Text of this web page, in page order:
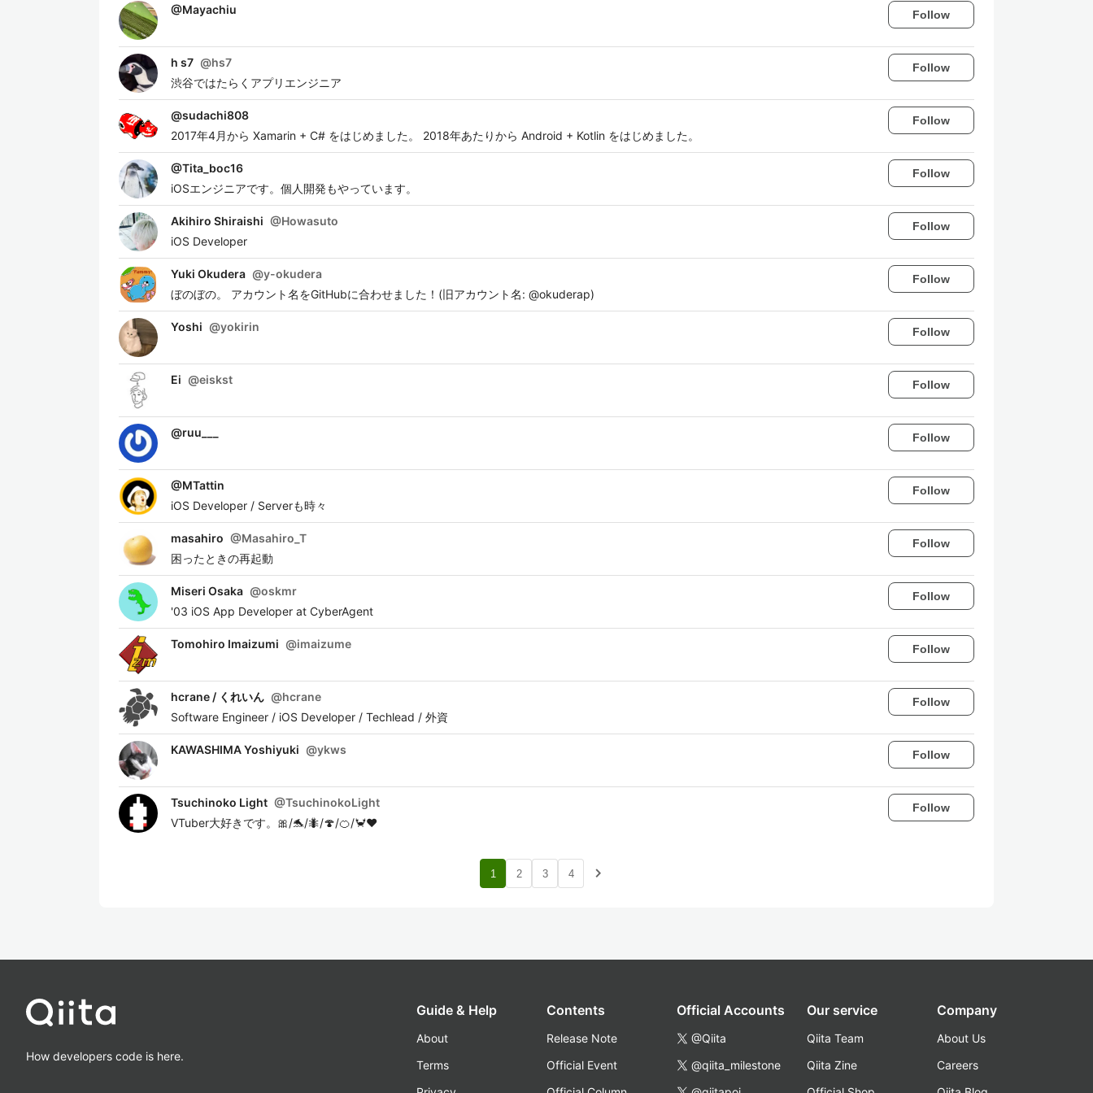
@Mayachiu Follow
h s7 @hs7
渋谷ではたらくアプリエンジニア
Follow
@sudachi808
2017年4月から Xamarin + C# をはじめました。 2018年あたりから Android + Kotlin をはじめました。
Follow
@Tita_boc16
iOSエンジニアです。個人開発もやっています。
Follow
Akihiro Shiraishi @Howasuto
iOS Developer
Follow
Yuki Okudera @y-okudera
ぼのぼの。 アカウント名をGitHubに合わせました！(旧アカウント名: @okuderap)
Follow
Yoshi @yokirin Follow
Ei @eiskst Follow
@ruu___ Follow
@MTattin
iOS Developer / Serverも時々
Follow
masahiro @Masahiro_T
困ったときの再起動
Follow
Miseri Osaka @oskmr
'03 iOS App Developer at CyberAgent
Follow
Tomohiro Imaizumi @imaizume Follow
hcrane / くれいん @hcrane
Software Engineer / iOS Developer / Techlead / 外資
Follow
KAWASHIMA Yoshiyuki @ykws Follow
Tsuchinoko Light @TsuchinokoLight
VTuber大好きです。🎀/🐬/🐜/🍄/🍊/🦀❤️
Follow
1 2 3 4 navigate_next
How developers code is here.
Guide & Help
About
Terms
Contents
Release Note
Official Event
Official Accounts
@Qiita
@qiita_milestone
Our service
Qiita Team
Qiita Zine
Company
About Us
Careers